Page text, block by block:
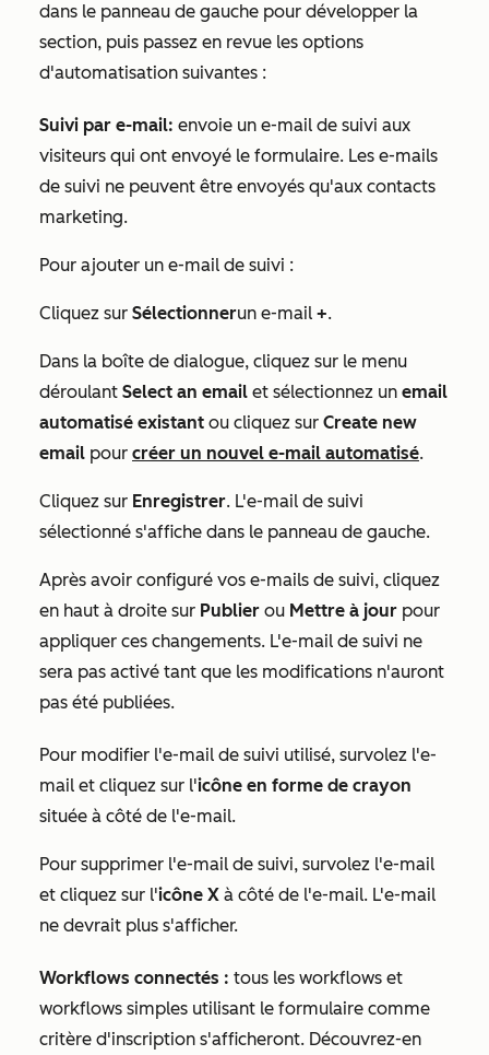
dans le panneau de gauche pour développer la
section, puis passez en revue les options
d'automatisation suivantes :
Suivi par e-mail: envoie un e-mail de suivi aux
visiteurs qui ont envoyé le formulaire. Les e-mails
de suivi ne peuvent être envoyés qu'aux contacts
marketing.
Pour ajouter un e-mail de suivi :
Cliquez sur Sélectionnerun e-mail +.
Dans la boîte de dialogue, cliquez sur le menu
déroulant Select an email et sélectionnez un email
automatisé existant ou cliquez sur Create new
email pour créer un nouvel e-mail automatisé.
Cliquez sur Enregistrer. L'e-mail de suivi
sélectionné s'affiche dans le panneau de gauche.
Après avoir configuré vos e-mails de suivi, cliquez
en haut à droite sur Publier ou Mettre à jour pour
appliquer ces changements. L'e-mail de suivi ne
sera pas activé tant que les modifications n'auront
pas été publiées.
Pour modifier l'e-mail de suivi utilisé, survolez l'e-
mail et cliquez sur l'icône en forme de crayon
située à côté de l'e-mail.
Pour supprimer l'e-mail de suivi, survolez l'e-mail
et cliquez sur l'icône X à côté de l'e-mail. L'e-mail
ne devrait plus s'afficher.
Workflows connectés : tous les workflows et
workflows simples utilisant le formulaire comme
critère d'inscription s'afficheront. Découvrez-en